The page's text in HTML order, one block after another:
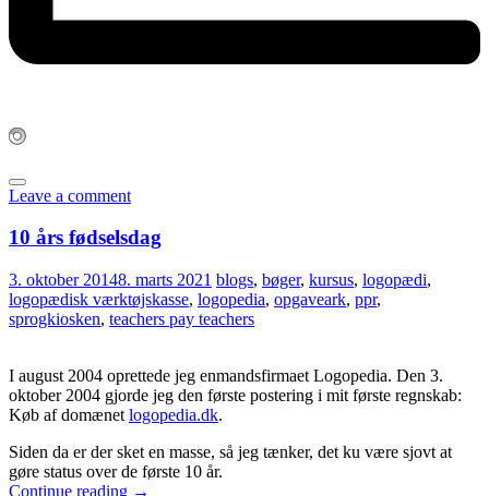
Leave a comment
10 års fødselsdag
3. oktober 20148. marts 2021 blogs, bøger, kursus, logopædi,
logopædisk værktøjskasse, logopedia, opgaveark, ppr,
sprogkiosken, teachers pay teachers
I august 2004 oprettede jeg enmandsfirmaet Logopedia. Den 3.
oktober 2004 gjorde jeg den første postering i mit første regnskab:
Køb af domænet logopedia.dk.
Siden da er der sket en masse, så jeg tænker, det ku være sjovt at
gøre status over de første 10 år.
Continue reading →